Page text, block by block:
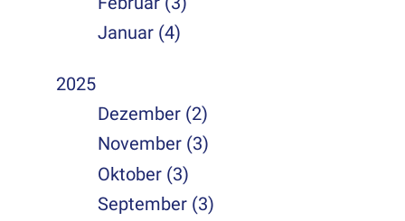
Januar (4)
2025
Dezember (2)
November (3)
Oktober (3)
September (3)